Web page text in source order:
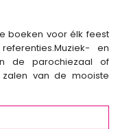
boeken voor élk feest
en
de parochiezaal of
van de mooiste